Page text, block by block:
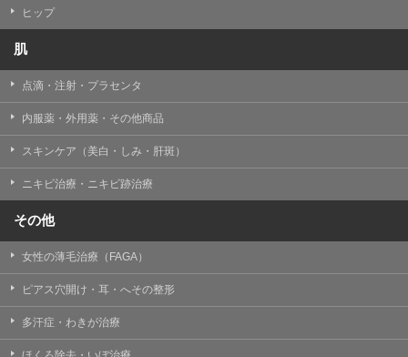
ヒップ
肌
点滴・注射・プラセンタ
内服薬・外用薬・その他商品
スキンケア（美白・しみ・肝斑）
ニキビ治療・ニキビ跡治療
その他
女性の薄毛治療（FAGA）
ピアス穴開け・耳・へその整形
多汗症・わきが治療